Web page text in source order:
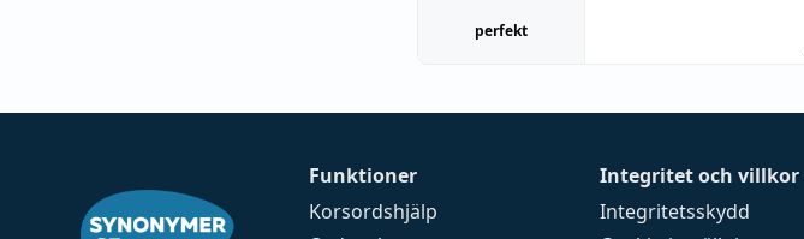
perfekt
Funktioner
Korsordshjälp
Integritet och villkor
Integritetsskydd